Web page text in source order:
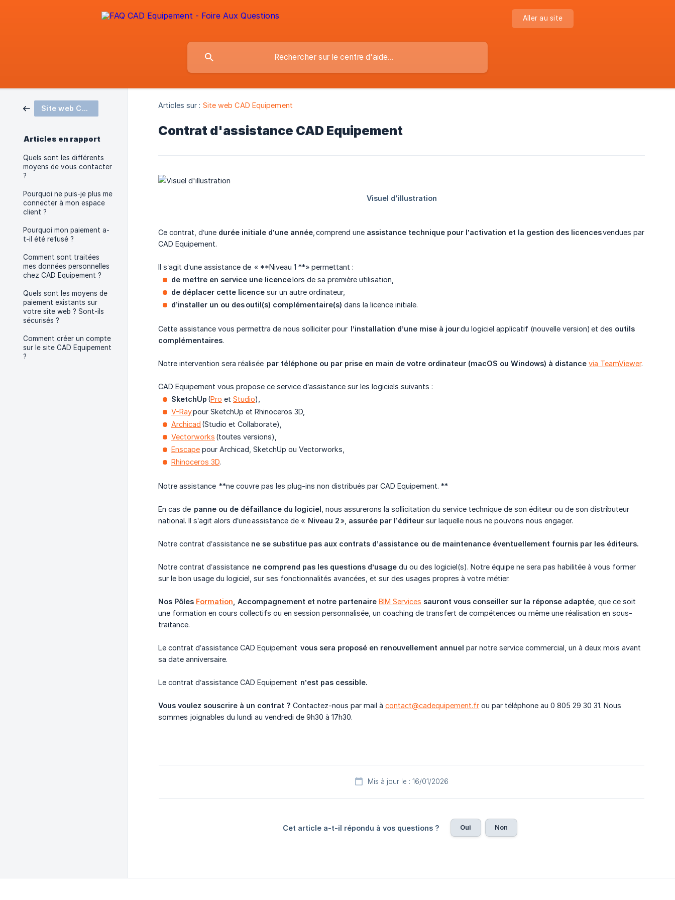
Aller au site
Site web CAD Equipement
Articles en rapport
Quels sont les différents
moyens de vous contacter
?
Pourquoi ne puis-je plus me
connecter à mon espace
client ?
Pourquoi mon paiement a-
t-il été refusé ?
Comment sont traitées
mes données personnelles
chez CAD Equipement ?
Quels sont les moyens de
paiement existants sur
votre site web ? Sont-ils
sécurisés ?
Comment créer un compte
sur le site CAD Equipement
?
Articles sur : Site web CAD Equipement
Contrat d'assistance CAD Equipement
Ce contrat, d’une durée initiale d’une année , comprend une assistance technique pour l’activation et la gestion des licencesvendues par
CAD Equipement.
Il s’agit d’une assistance de « **Niveau 1 **» permettant :
de mettre en service une licencelors de sa première utilisation,
de déplacer cette licence sur un autre ordinateur,
d’installer un ou des outil(s) complémentaire(s) dans la licence initiale.
Cette assistance vous permettra de nous solliciter pour l’installation d’une mise à jourdu logiciel applicatif (nouvelle version) et des outils
complémentaires.
Notre intervention sera réalisée par téléphone ou par prise en main de votre ordinateur (macOS ou Windows) à distance via TeamViewer.
CAD Equipement vous propose ce service d’assistance sur les logiciels suivants :
SketchUp (Pro et Studio),
V-Raypour SketchUp et Rhinoceros 3D,
Archicad (Studio et Collaborate),
Vectorworks (toutes versions),
Enscape pour Archicad, SketchUp ou Vectorworks,
Rhinoceros 3D.
Notre assistance **ne couvre pas les plug-ins non distribués par CAD Equipement. **
En cas de panne ou de défaillance du logiciel , nous assurerons la sollicitation du service technique de son éditeur ou de son distributeur
national. Il s’agit alors d’une assistance de « Niveau 2», assurée par l’éditeur sur laquelle nous ne pouvons nous engager.
Notre contrat d’assistance ne se substitue pas aux contrats d’assistance ou de maintenance éventuellement fournis par les éditeurs.
Notre contrat d’assistance ne comprend pas les questions d’usage du ou des logiciel(s). Notre équipe ne sera pas habilitée à vous former
sur le bon usage du logiciel, sur ses fonctionnalités avancées, et sur des usages propres à votre métier.
Nos Pôles Formation , Accompagnement et notre partenaire BIM Services sauront vous conseiller sur la réponse adaptée , que ce soit
une formation en cours collectifs ou en session personnalisée, un coaching de transfert de compétences ou même une réalisation en sous-
traitance.
Le contrat d’assistance CAD Equipement vous sera proposé en renouvellement annuel par notre service commercial, un à deux mois avant
sa date anniversaire.
Le contrat d’assistance CAD Equipement n’est pas cessible.
Vous voulez souscrire à un contrat ? Contactez-nous par mail à contact@cadequipement.fr ou par téléphone au 0 805 29 30 31. Nous
sommes joignables du lundi au vendredi de 9h30 à 17h30.
Mis à jour le : 16/01/2026
Cet article a-t-il répondu à vos questions ? Oui Non